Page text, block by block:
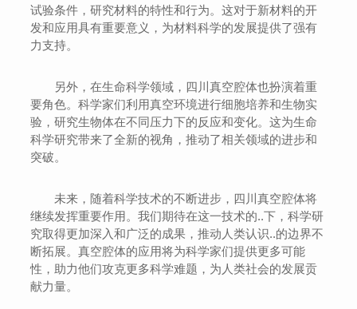
试验条件，研究材料的特性和行为。这对于新材料的开
发和应用具有重要意义，为材料科学的发展提供了强有
力支持。
另外，在生命科学领域，四川真空腔体也扮演着重
要角色。科学家们利用真空环境进行细胞培养和生物实
验，研究生物体在不同压力下的反应和变化。这为生命
科学研究带来了全新的视角，推动了相关领域的进步和
突破。
未来，随着科学技术的不断进步，四川真空腔体将
继续发挥重要作用。我们期待在这一技术的..下，科学研
究取得更加深入和广泛的成果，推动人类认识..的边界不
断拓展。真空腔体的应用将为科学家们提供更多可能
性，助力他们攻克更多科学难题，为人类社会的发展贡
献力量。